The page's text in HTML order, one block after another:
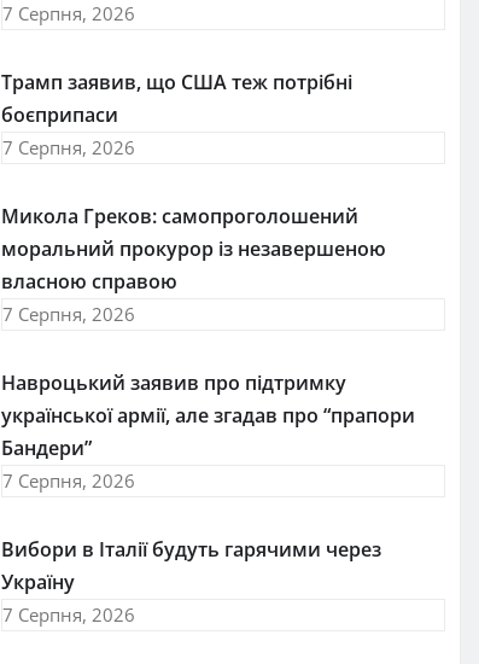
7 Серпня, 2026
Трамп заявив, що США теж потрібні
боєприпаси
7 Серпня, 2026
Микола Греков: самопроголошений
моральний прокурор із незавершеною
власною справою
7 Серпня, 2026
Навроцький заявив про підтримку
української армії, але згадав про “прапори
Бандери”
7 Серпня, 2026
Вибори в Італії будуть гарячими через
Україну
7 Серпня, 2026